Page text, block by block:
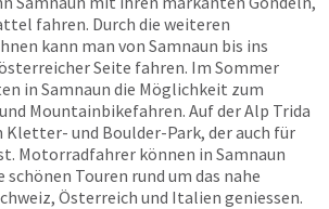
fahren. Durch die weiteren
kann man von Samnaun bis ins
Seite fahren. Im Sommer
in Samnaun die Möglichkeit zum
Mountainbikefahren. Auf der Alp Trida
Kletter- und Boulder-Park, der auch für
Motorradfahrer können in Samnaun
Touren rund um das nahe
Österreich und Italien geniessen.